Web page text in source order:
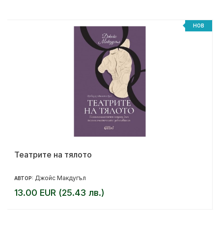
НОВ
Театрите на тялото
АВТОР: Джойс Макдугъл
13.00 EUR (25.43 лв.)